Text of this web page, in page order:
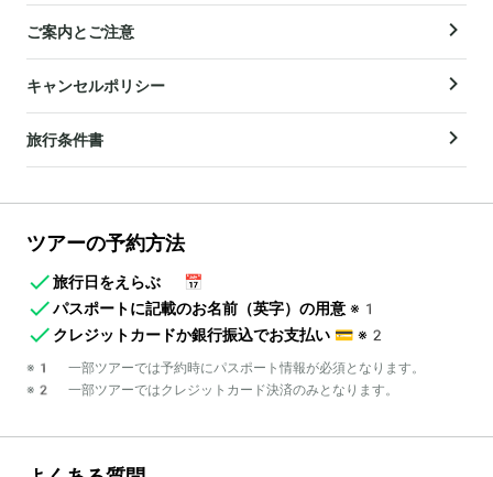
ご案内とご注意
キャンセルポリシー
旅行条件書
ツアーの予約方法
旅行日をえらぶ
📅
パスポートに記載のお名前（英字）の用意 ※1
クレジットカードか銀行振込でお支払い 💳 ※2
※1 一部ツアーでは予約時にパスポート情報が必須となります。
※2 一部ツアーではクレジットカード決済のみとなります。